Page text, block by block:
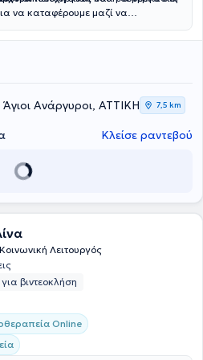
να καταφέρουμε μαζί να
καλύτερα σε κάθε κοινωνικό πλαίσιο.
Ανάργυροι, ΑΤΤΙΚΗ 7,5 km
Κλείσε ραντεβού
Λειτουργός
βιντεοκλήση
Online